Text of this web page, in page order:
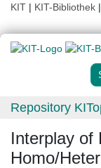
KIT | KIT-Bibliothek |
Repository
Interplay of
Homo/